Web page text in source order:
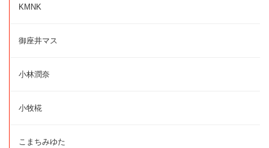
KMNK
御座井マス
小林潤奈
小牧椛
こまちみゆた